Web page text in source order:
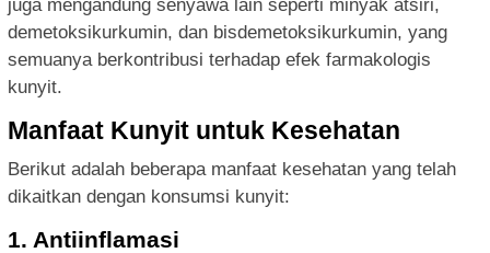
juga mengandung senyawa lain seperti minyak atsiri,
demetoksikurkumin, dan bisdemetoksikurkumin, yang
semuanya berkontribusi terhadap efek farmakologis
kunyit.
Manfaat Kunyit untuk Kesehatan
Berikut adalah beberapa manfaat kesehatan yang telah
dikaitkan dengan konsumsi kunyit:
1. Antiinflamasi